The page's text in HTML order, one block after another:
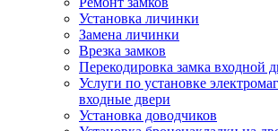
Установка личинки
Замена личинки
Врезка замков
Перекодировка замка входной
Услуги по установке
входные двери
Установка доводчиков